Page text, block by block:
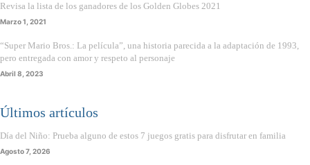
Revisa la lista de los ganadores de los Golden Globes 2021
Marzo 1, 2021
“Super Mario Bros.: La película”, una historia parecida a la adaptación de 1993,
pero entregada con amor y respeto al personaje
Abril 8, 2023
Últimos artículos
Día del Niño: Prueba alguno de estos 7 juegos gratis para disfrutar en familia
Agosto 7, 2026